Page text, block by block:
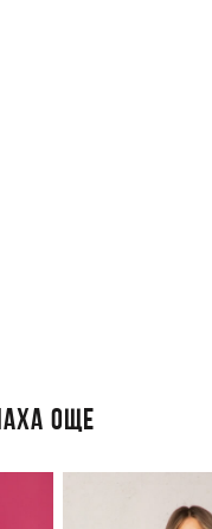
ОЩЕ